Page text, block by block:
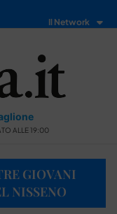
Il Network
ALLE 19:00
GIOVANI
NISSENO